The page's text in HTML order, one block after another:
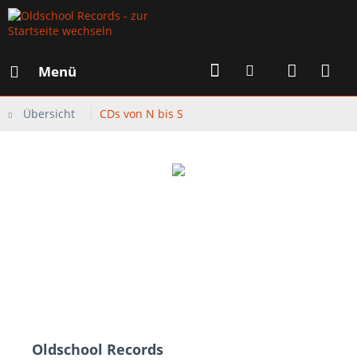
Menü
Übersicht CDs von N bis S
Oldschool Records